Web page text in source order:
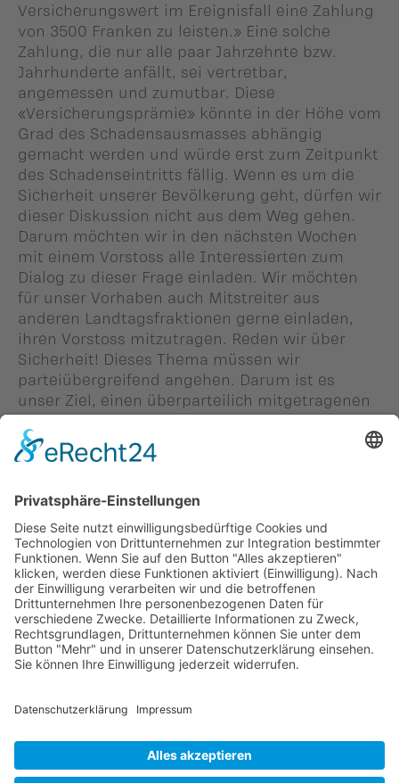
Versicherungswert im Ereignisfall eine Zahlung
von 3500 Franken zu leisten.» Eine solche
Zahlung, die nur alle paar Jahrzehnte bzw.
Jahrhunderte anfällt, sei vertretbar,
angemessen und zumutbar. Diese
«Versicherungsprämie» könnte in der Höhe vom
Grad des Schadensausmasses abhängig
gemacht werden und würde erst zum Zeitpunkt
des Schadenseintritts fällig. Wenn es um die
Sicherheit unserer Bevölkerung geht, dürfen wir
dieser Diskussion nicht aus dem Weg gehen.
Darum möchten wir in den nächsten Wochen
mit einem Vorstoss alle Interessierten zum
Dialog zu dieser Frage einladen. Wir möchten
für unser Vorhaben auch Mitstreiter aus
anderen Landtagsfraktionen gerne einladen,
ihren Vorstoss mitzutragen. Reden wir über
Sicherheit! Dieses Thema müssen wir
parteiübergreifend angehen. Darum ist es
unser Ziel, einen überparteilich mitgetragenen
Vorstoss zu präsentieren.
Personen in diesem Beitrag: -
Zurück